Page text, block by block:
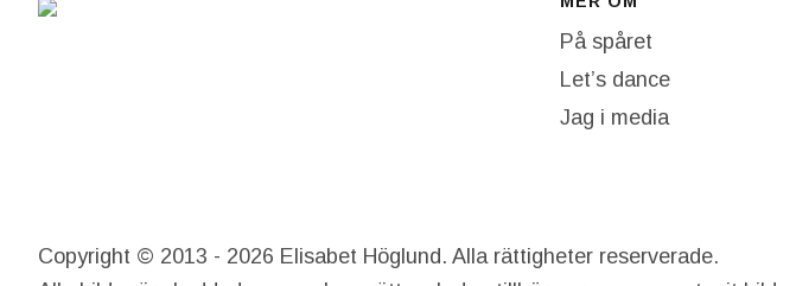
På spåret
Let’s dance
Jag i media
Copyright © 2013 - 2026 Elisabet Höglund. Alla rättigheter reserverade.